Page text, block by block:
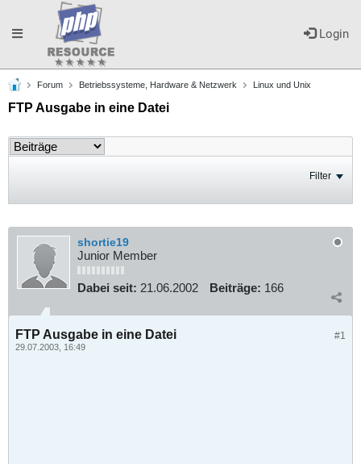
Login
Toggle
navigation
Forum Betriebssysteme, Hardware & Netzwerk Linux und Unix
FTP Ausgabe in eine Datei
Filter
shortie19
Junior Member
Dabei seit: 21.06.2002 Beiträge: 166
#1
FTP Ausgabe in eine Datei
29.07.2003, 16:49